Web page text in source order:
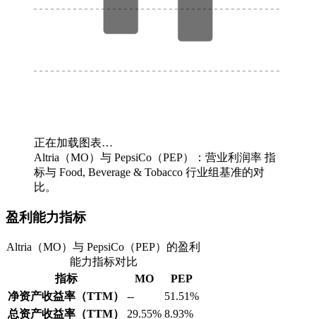
正在加载图表…
Altria（MO）与 PepsiCo（PEP）：营业利润率 指
标与 Food, Beverage & Tobacco 行业组基准的对
比。
盈利能力指标
Altria（MO）与 PepsiCo（PEP）的盈利
能力指标对比
指标
MO
PEP
净资产收益率（TTM）
--
51.51%
总资产收益率（TTM）
29.55% 8.93%